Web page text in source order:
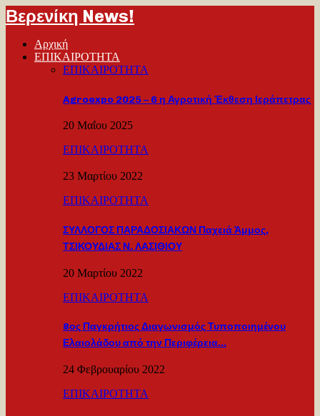
Βερενίκη News!
Αρχική
ΕΠΙΚΑΙΡΟΤΗΤΑ
ΕΠΙΚΑΙΡΟΤΗΤΑ
Agroexpo 2025 – 6 η Αγροτική Έκθεση Ιεράπετρας
20 Μαΐου 2025
ΕΠΙΚΑΙΡΟΤΗΤΑ
23 Μαρτίου 2022
ΕΠΙΚΑΙΡΟΤΗΤΑ
ΣΥΛΛΟΓΟΣ ΠΑΡΑΔΟΣΙΑΚΩΝ Παχειά Άμμος,
ΤΣΙΚΟΥΔΙΑΣ Ν. ΛΑΣΙΘΙΟΥ
20 Μαρτίου 2022
ΕΠΙΚΑΙΡΟΤΗΤΑ
8ος Παγκρήτιος Διαγωνισμός Τυποποιημένου
Ελαιολάδου από την Περιφέρεια…
24 Φεβρουαρίου 2022
ΕΠΙΚΑΙΡΟΤΗΤΑ